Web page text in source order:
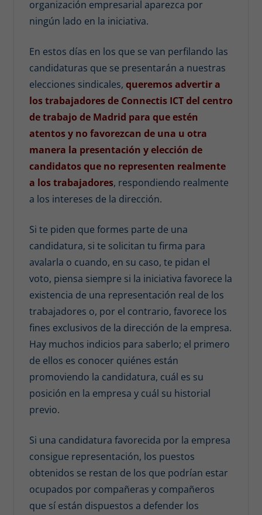
organización empresarial aparezca por
ningún lado en la iniciativa.
En estos días en los que se van perfilando las
candidaturas que se presentarán a nuestras
elecciones sindicales, queremos advertir a
los trabajadores de Connectis ICT del centro
de trabajo de Madrid para que estén
atentos y no favorezcan de una u otra
manera la presentación y elección de
candidatos que no representen realmente
a los trabajadores, respondiendo realmente
a los intereses de la dirección.
Si te piden que formes parte de una
candidatura, si te solicitan tu firma para
avalarla o cuando, en su caso, te pidan el
voto, piensa siempre si la iniciativa favorece la
existencia de una representación real de los
trabajadores o, por el contrario, favorece los
fines exclusivos de la dirección de la empresa.
Hay muchos indicios para saberlo; el primero
de ellos es conocer quiénes están
promoviendo la candidatura, cuál es su
posición en la empresa y cuál su historial
previo.
Si una candidatura favorecida por la empresa
consigue representación, los puestos
obtenidos se restan de los que podrían estar
ocupados por compañeras y compañeros
que sí están dispuestos a defender los